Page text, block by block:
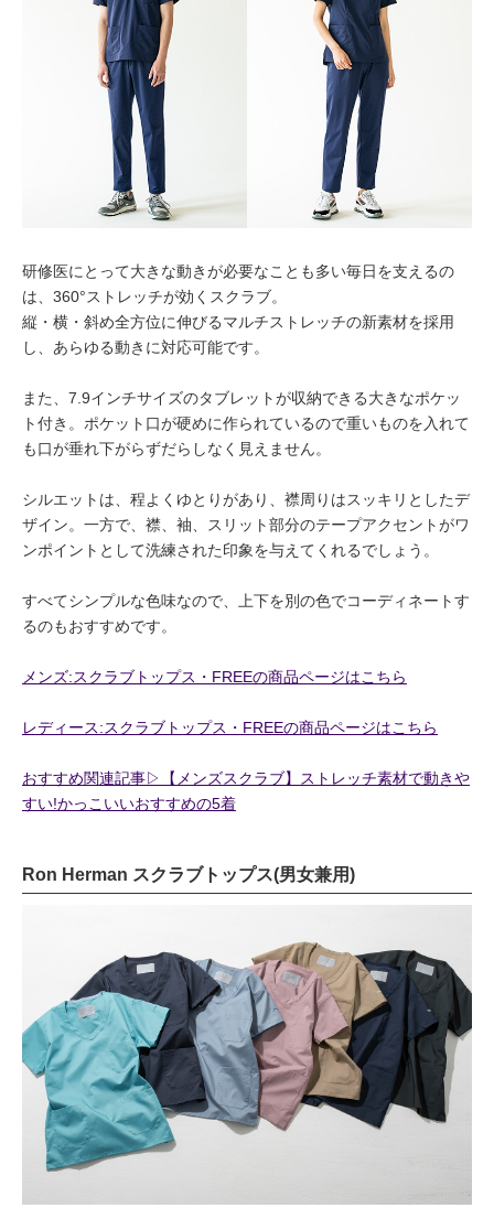
研修医にとって大きな動きが必要なことも多い毎日を支えるの
は、360°ストレッチが効くスクラブ。
縦・横・斜め全方位に伸びるマルチストレッチの新素材を採用
し、あらゆる動きに対応可能です。
また、7.9インチサイズのタブレットが収納できる大きなポケッ
ト付き。ポケット口が硬めに作られているので重いものを入れて
も口が垂れ下がらずだらしなく見えません。
シルエットは、程よくゆとりがあり、襟周りはスッキリとしたデ
ザイン。一方で、襟、袖、スリット部分のテープアクセントがワ
ンポイントとして洗練された印象を与えてくれるでしょう。
すべてシンプルな色味なので、上下を別の色でコーディネートす
るのもおすすめです。
メンズ:スクラブトップス・FREEの商品ページはこちら
レディース:スクラブトップス・FREEの商品ページはこちら
おすすめ関連記事▷【メンズスクラブ】ストレッチ素材で動きや
すい!かっこいいおすすめの5着
Ron Herman スクラブトップス(男女兼用)